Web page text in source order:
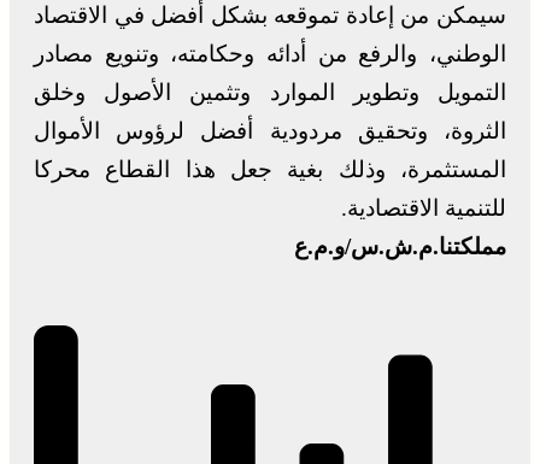
سيمكن من إعادة تموقعه بشكل أفضل في الاقتصاد
الوطني، والرفع من أدائه وحكامته، وتنويع مصادر
التمويل وتطوير الموارد وتثمين الأصول وخلق
الثروة، وتحقيق مردودية أفضل لرؤوس الأموال
المستثمرة، وذلك بغية جعل هذا القطاع محركا
للتنمية الاقتصادية.
مملكتنا.م.ش.س/و.م.ع